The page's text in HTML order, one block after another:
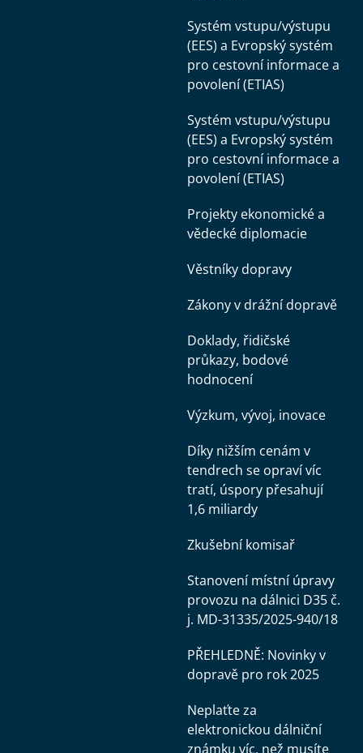
Systém vstupu/výstupu
(EES) a Evropský systém
pro cestovní informace a
povolení (ETIAS)
Systém vstupu/výstupu
(EES) a Evropský systém
pro cestovní informace a
povolení (ETIAS)
Projekty ekonomické a
vědecké diplomacie
Věstníky dopravy
Zákony v drážní dopravě
Doklady, řidičské
průkazy, bodové
hodnocení
Výzkum, vývoj, inovace
Díky nižším cenám v
tendrech se opraví víc
tratí, úspory přesahují
1,6 miliardy
Zkušební komisař
Stanovení místní úpravy
provozu na dálnici D35 č.
j. MD-31335/2025-940/18
PŘEHLEDNĚ: Novinky v
dopravě pro rok 2025
Neplaťte za
elektronickou dálniční
známku víc, než musíte